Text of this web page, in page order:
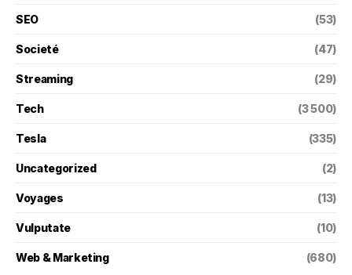
SEO (53)
Societé (47)
Streaming (29)
Tech (3 500)
Tesla (335)
Uncategorized (2)
Voyages (13)
Vulputate (10)
Web & Marketing (680)